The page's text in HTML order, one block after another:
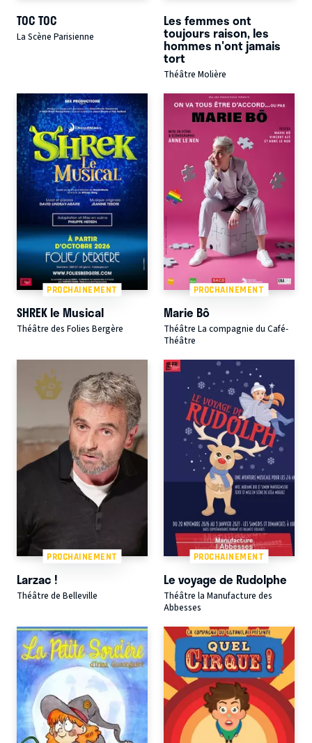
TOC TOC
La Scène Parisienne
Les femmes ont
toujours raison, les
hommes n'ont jamais
tort
Théâtre Molière
PROCHAINEMENT
SHREK le Musical
Théâtre des Folies Bergère
PROCHAINEMENT
Marie Bô
Théâtre La compagnie du Café-
Théâtre
PROCHAINEMENT
Larzac !
Théâtre de Belleville
PROCHAINEMENT
Le voyage de Rudolphe
Théâtre la Manufacture des
Abbesses